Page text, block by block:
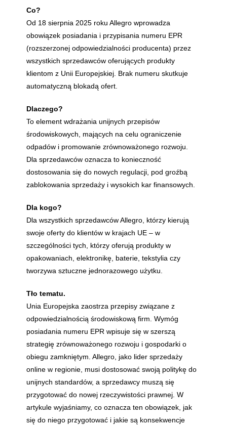
Co?
Od 18 sierpnia 2025 roku Allegro wprowadza
obowiązek posiadania i przypisania numeru EPR
(rozszerzonej odpowiedzialności producenta) przez
wszystkich sprzedawców oferujących produkty
klientom z Unii Europejskiej. Brak numeru skutkuje
automatyczną blokadą ofert.
Dlaczego?
To element wdrażania unijnych przepisów
środowiskowych, mających na celu ograniczenie
odpadów i promowanie zrównoważonego rozwoju.
Dla sprzedawców oznacza to konieczność
dostosowania się do nowych regulacji, pod groźbą
zablokowania sprzedaży i wysokich kar finansowych.
Dla kogo?
Dla wszystkich sprzedawców Allegro, którzy kierują
swoje oferty do klientów w krajach UE – w
szczególności tych, którzy oferują produkty w
opakowaniach, elektronikę, baterie, tekstylia czy
tworzywa sztuczne jednorazowego użytku.
Tło tematu.
Unia Europejska zaostrza przepisy związane z
odpowiedzialnością środowiskową firm. Wymóg
posiadania numeru EPR wpisuje się w szerszą
strategię zrównoważonego rozwoju i gospodarki o
obiegu zamkniętym. Allegro, jako lider sprzedaży
online w regionie, musi dostosować swoją politykę do
unijnych standardów, a sprzedawcy muszą się
przygotować do nowej rzeczywistości prawnej. W
artykule wyjaśniamy, co oznacza ten obowiązek, jak
się do niego przygotować i jakie są konsekwencje